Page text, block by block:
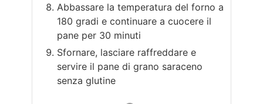
Abbassare la temperatura del forno a
180 gradi e continuare a cuocere il
pane per 30 minuti
Sfornare, lasciare raffreddare e
servire il pane di grano saraceno
senza glutine